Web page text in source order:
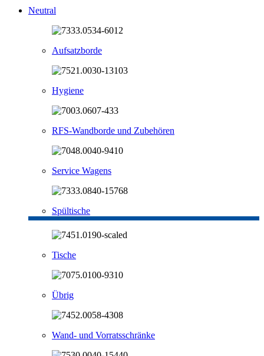
Neutral
Aufsatzborde
Hygiene
RFS-Wandborde und Zubehören
Service Wagens
Spültische
Tische
Übrig
Wand- und Vorratsschränke